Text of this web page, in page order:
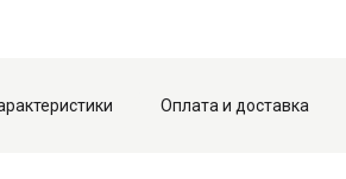
Оплата и доставка